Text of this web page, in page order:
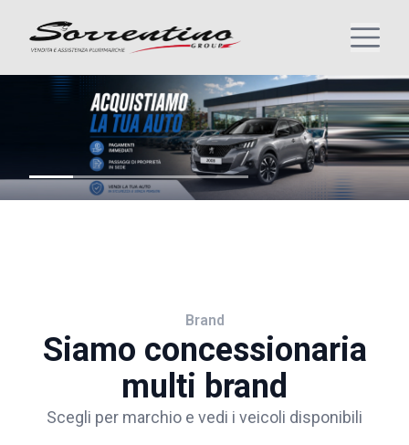
Brand
Siamo concessionaria
multi brand
Scegli per marchio e vedi i veicoli disponibili